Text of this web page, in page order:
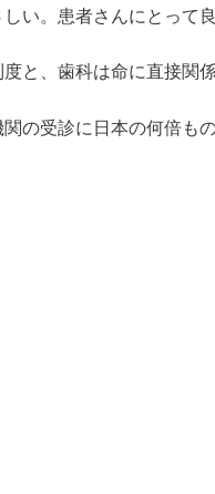
い。患者さんにとって
と、歯科は命に直接関
の受診に日本の何倍も